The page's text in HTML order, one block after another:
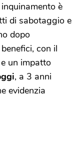
è
di sabotaggio e
dopo
con il
un impatto
, a 3 anni
evidenzia